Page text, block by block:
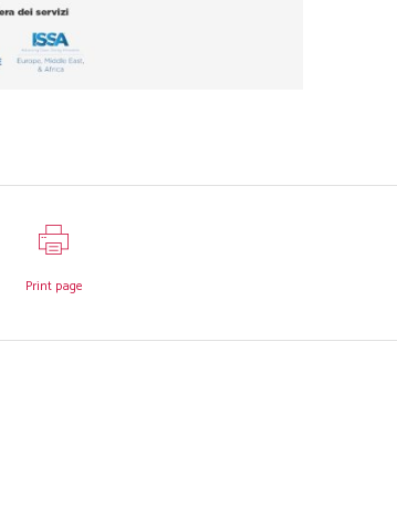
Print page